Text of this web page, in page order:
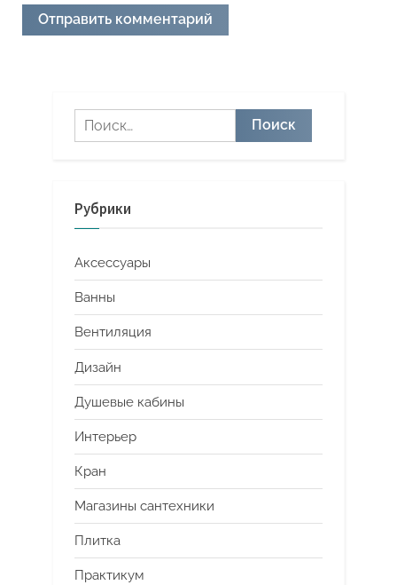
Найти:
Рубрики
Аксессуары
Ванны
Вентиляция
Дизайн
Душевые кабины
Интерьер
Кран
Магазины сантехники
Плитка
Практикум